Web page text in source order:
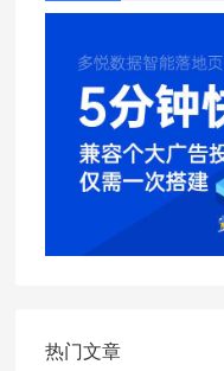
热门文章